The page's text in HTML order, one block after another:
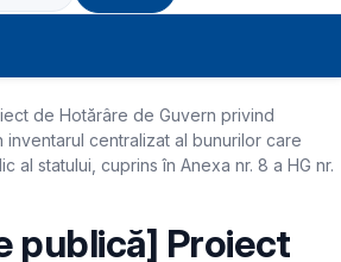
de Hotărâre de Guvern privind
inventarul centralizat al bunurilor care
al statului, cuprins în Anexa nr. 8 a HG nr.
publică] Proiect